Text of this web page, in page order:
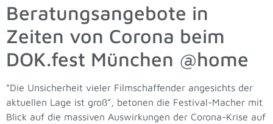
Beratungsangebote in
Zeiten von Corona beim
DOK.fest München @home
“Die Unsicherheit vieler Filmschaffender angesichts der
aktuellen Lage ist groß”, betonen die Festival-Macher mit
Blick auf die massiven Auswirkungen der Corona-Krise auf